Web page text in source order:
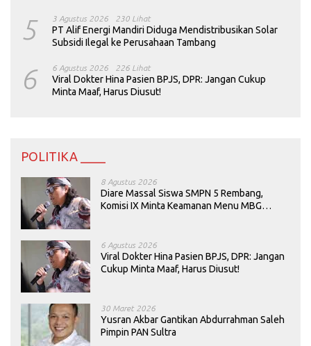
5 3 Agustus 2026 230 Lihat
PT Alif Energi Mandiri Diduga Mendistribusikan Solar
Subsidi Ilegal ke Perusahaan Tambang
6 6 Agustus 2026 226 Lihat
Viral Dokter Hina Pasien BPJS, DPR: Jangan Cukup
Minta Maaf, Harus Diusut!
POLITIKA ____
8 Agustus 2026
Diare Massal Siswa SMPN 5 Rembang,
Komisi IX Minta Keamanan Menu MBG
6 Agustus 2026
Viral Dokter Hina Pasien BPJS, DPR: Jangan
Cukup Minta Maaf, Harus Diusut!
30 Maret 2026
Yusran Akbar Gantikan Abdurrahman Saleh
Pimpin PAN Sultra